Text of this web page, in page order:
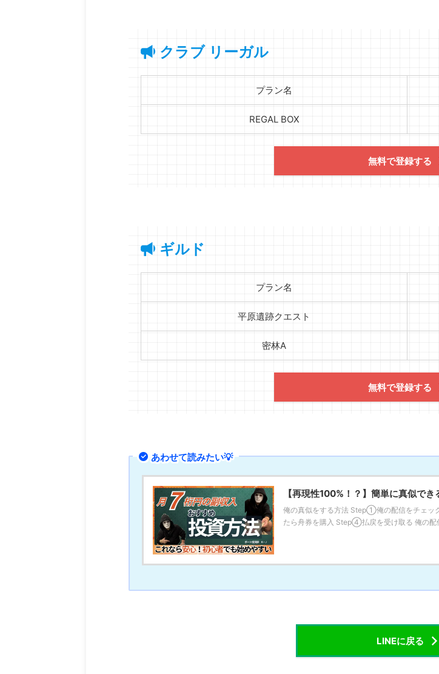
クラブ リーガル
プラン名
REGAL BOX
無料で登録する
ギルド
プラン名
平原遺跡クエスト
密林A
無料で登録する
あわせて読みたい💡
【再現性100%！？】簡単に真似でき
俺の真似をする方法 Step①俺の配信をチェ
たら舟券を購入 Step④払戻を受け取る 俺の配
LINEに戻る